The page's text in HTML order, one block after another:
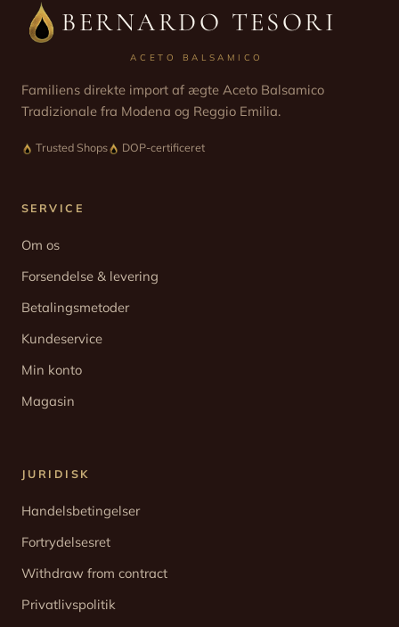
BERNARDO TESORI
ACETO BALSAMICO
Familiens direkte import af ægte Aceto Balsamico
Tradizionale fra Modena og Reggio Emilia.
Trusted Shops DOP-certificeret
SERVICE
Om os
Forsendelse & levering
Betalingsmetoder
Kundeservice
Min konto
Magasin
JURIDISK
Handelsbetingelser
Fortrydelsesret
Withdraw from contract
Privatlivspolitik